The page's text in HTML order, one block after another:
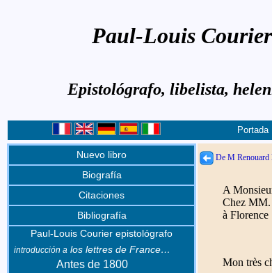
Paul-Louis Courier
Epistológrafo, libelista,
Portada
Nuevo libro
Biografía
Citaciones
Bibliografía
Paul-Louis Courier epistológrafo
introducción a los lettres de France…
Antes de 1800
De M Renouard
A
Chez
à Florence
Mon très